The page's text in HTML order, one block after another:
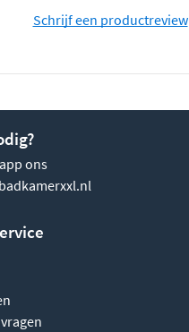
Schrijf een productreview
ons